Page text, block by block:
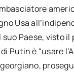
Usa
Paese, visto
Putin è “usare